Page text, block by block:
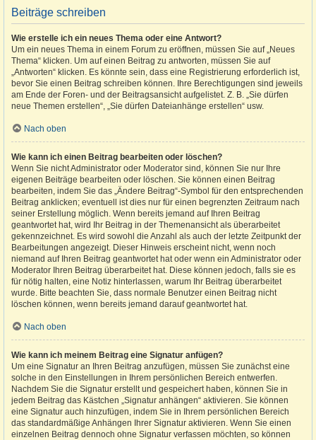
Beiträge schreiben
Wie erstelle ich ein neues Thema oder eine Antwort?
Um ein neues Thema in einem Forum zu eröffnen, müssen Sie auf „Neues
Thema“ klicken. Um auf einen Beitrag zu antworten, müssen Sie auf
„Antworten“ klicken. Es könnte sein, dass eine Registrierung erforderlich ist,
bevor Sie einen Beitrag schreiben können. Ihre Berechtigungen sind jeweils
am Ende der Foren- und der Beitragsansicht aufgelistet. Z. B. „Sie dürfen
neue Themen erstellen“, „Sie dürfen Dateianhänge erstellen“ usw.
Nach oben
Wie kann ich einen Beitrag bearbeiten oder löschen?
Wenn Sie nicht Administrator oder Moderator sind, können Sie nur Ihre
eigenen Beiträge bearbeiten oder löschen. Sie können einen Beitrag
bearbeiten, indem Sie das „Ändere Beitrag“-Symbol für den entsprechenden
Beitrag anklicken; eventuell ist dies nur für einen begrenzten Zeitraum nach
seiner Erstellung möglich. Wenn bereits jemand auf Ihren Beitrag
geantwortet hat, wird Ihr Beitrag in der Themenansicht als überarbeitet
gekennzeichnet. Es wird sowohl die Anzahl als auch der letzte Zeitpunkt der
Bearbeitungen angezeigt. Dieser Hinweis erscheint nicht, wenn noch
niemand auf Ihren Beitrag geantwortet hat oder wenn ein Administrator oder
Moderator Ihren Beitrag überarbeitet hat. Diese können jedoch, falls sie es
für nötig halten, eine Notiz hinterlassen, warum Ihr Beitrag überarbeitet
wurde. Bitte beachten Sie, dass normale Benutzer einen Beitrag nicht
löschen können, wenn bereits jemand darauf geantwortet hat.
Nach oben
Wie kann ich meinem Beitrag eine Signatur anfügen?
Um eine Signatur an Ihren Beitrag anzufügen, müssen Sie zunächst eine
solche in den Einstellungen in Ihrem persönlichen Bereich entwerfen.
Nachdem Sie die Signatur erstellt und gespeichert haben, können Sie in
jedem Beitrag das Kästchen „Signatur anhängen“ aktivieren. Sie können
eine Signatur auch hinzufügen, indem Sie in Ihrem persönlichen Bereich
das standardmäßige Anhängen Ihrer Signatur aktivieren. Wenn Sie einen
einzelnen Beitrag dennoch ohne Signatur verfassen möchten, so können